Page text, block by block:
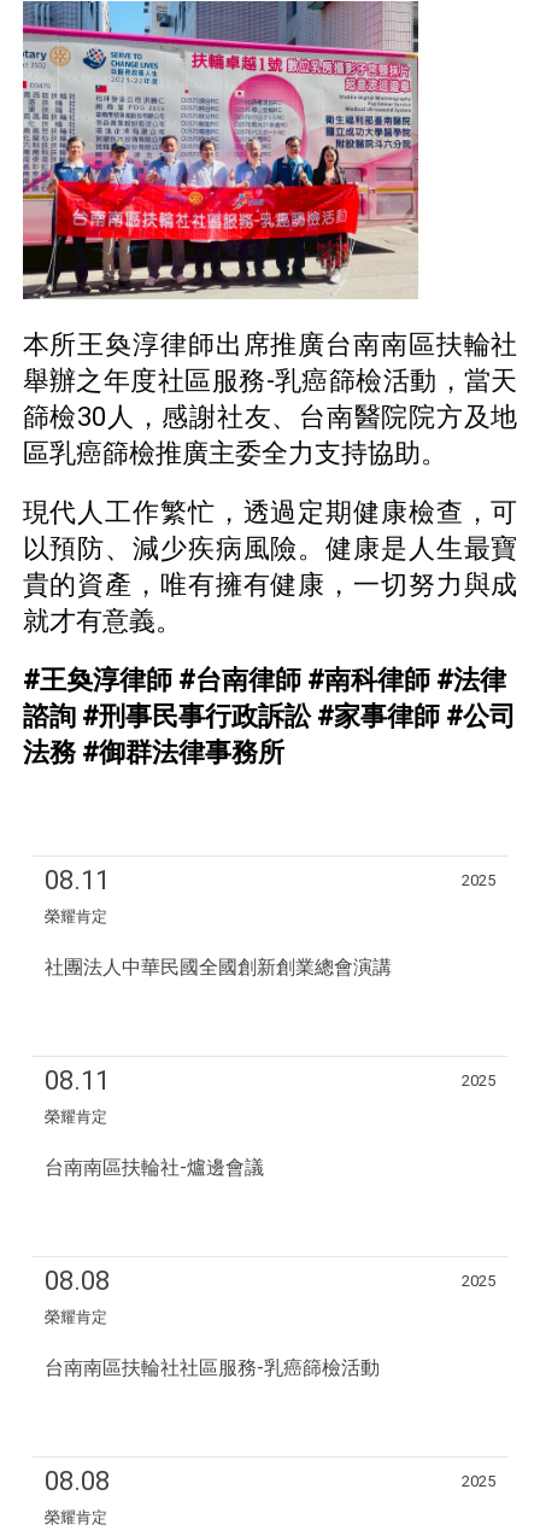
本所王奐淳律師出席推廣台南南區扶輪社
舉辦之年度社區服務-乳癌篩檢活動，當天
篩檢30人，感謝社友、台南醫院院方及地
區乳癌篩檢推廣主委全力支持協助。
現代人工作繁忙，透過定期健康檢查，可
以預防、減少疾病風險。健康是人生最寶
貴的資產，唯有擁有健康，一切努力與成
就才有意義。
#王奐淳律師 #台南律師 #南科律師 #法律
諮詢 #刑事民事行政訴訟 #家事律師 #公司
法務 #御群法律事務所
08.11
2025
榮耀肯定
社團法人中華民國全國創新創業總會演講
08.11
2025
榮耀肯定
台南南區扶輪社-爐邊會議
08.08
2025
榮耀肯定
台南南區扶輪社社區服務-乳癌篩檢活動
08.08
2025
榮耀肯定